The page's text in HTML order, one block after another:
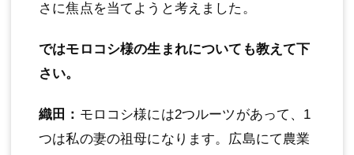
さに焦点を当てようと考えました。
ではモロコシ様の生まれについても教えて下
さい。
織田： モロコシ様には2つルーツがあって、1
つは私の妻の祖母になります。広島にて農業